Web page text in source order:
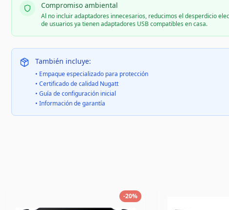
Compromiso ambiental
Al no incluir adaptadores innecesarios, reducimos el desperdicio
de usuarios ya tienen adaptadores USB compatibles en casa.
También incluye:
• Empaque especializado para protección
• Certificado de calidad Nugatt
• Guía de configuración inicial
• Información de garantía
-20%